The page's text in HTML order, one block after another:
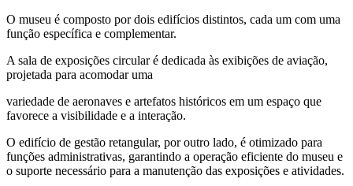
O museu é composto por dois edifícios distintos, cada um com uma
função específica e complementar.
A sala de exposições circular é dedicada às exibições de aviação,
projetada para acomodar uma
variedade de aeronaves e artefatos históricos em um espaço que
favorece a visibilidade e a interação.
O edifício de gestão retangular, por outro lado, é otimizado para
funções administrativas, garantindo a operação eficiente do museu e
o suporte necessário para a manutenção das exposições e atividades.